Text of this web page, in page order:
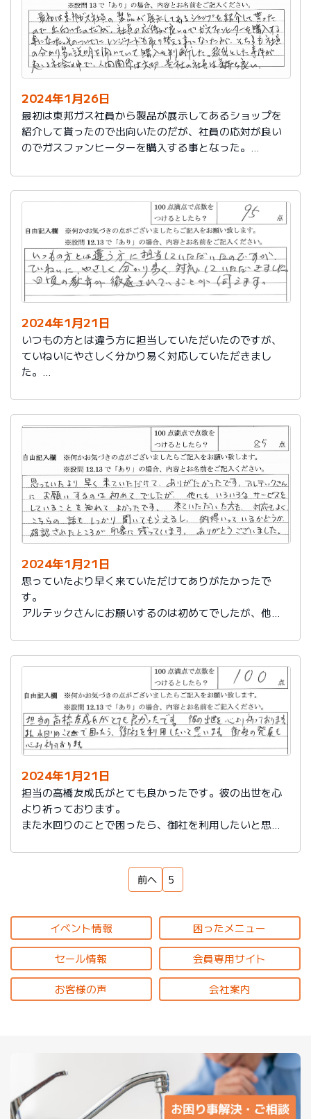
2024年1月26日
最初は東邦ガス社員から製品が展示してあるショップを
紹介して貰ったので出向いたのだが、社員の応対が良い
のでガスファンヒーターを購入する事となった。
そちらも社員の分かり易い説明を聞いていて購入を判断
した。
殺伐とした事件が起こる社会の中で、人間関係は大切。
貴社の社員は気持ち良い。
2024年1月21日
いつもの方とは違う方に担当していただいたのですが、
ていねいにやさしく分かり易く対応していただきまし
た。
2024年1月21日
思っていたより早く来ていただけてありがたかったで
す。
アルテックさんにお願いするのは初めてでしたが、他に
です。
来ていただいた方も対応もよく、こちらの話をしっかり
聞いてもらえるし、納得いっているかどうか確認された
ところが印象に残っています。ありがとうございまし
2024年1月21日
担当の高橋友成氏がとても良かったです。彼の出世を心
より祈っております。
また水回りのことで困ったら、御社を利用したいと思い
前へ 5
イベント情報 困ったメニュー
セール情報 会員専用サイト
お客様の声 会社案内